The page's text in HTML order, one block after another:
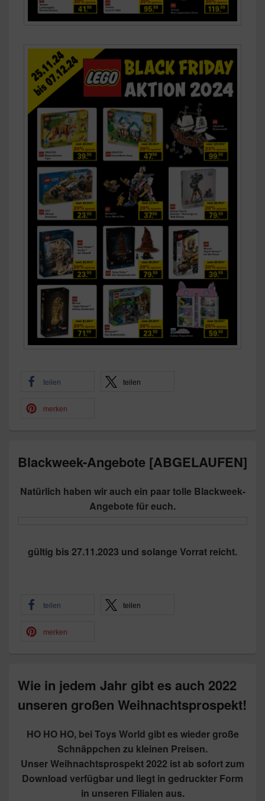
teilen teilen
merken
Blackweek-Angebote [ABGELAUFEN]
Natürlich haben wir auch ein paar tolle Blackweek-
Angebote für euch.
gültig bis 27.11.2023 und solange Vorrat reicht.
teilen teilen
merken
Wie in jedem Jahr gibt es auch 2022
unseren großen Weihnachtsprospekt!
HO HO HO, bei Toys World gibt es wieder große
Schnäppchen zu kleinen Preisen.
Unser Weihnachtsprospekt 2022 ist ab sofort zum
Download verfügbar und liegt in gedruckter Form
in unseren Filialen aus.